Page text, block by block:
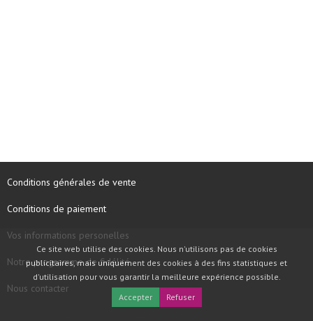
Conditions générales de vente
Conditions de paiement
Vos informations personelles
Notre programme de fidélité
Nous contacter
Ce site web utilise des cookies. Nous n'utilisons pas de cookies
publicitaires, mais uniquement des cookies à des fins statistiques et
d'utilisation pour vous garantir la meilleure expérience possible.
Accepter
Refuser